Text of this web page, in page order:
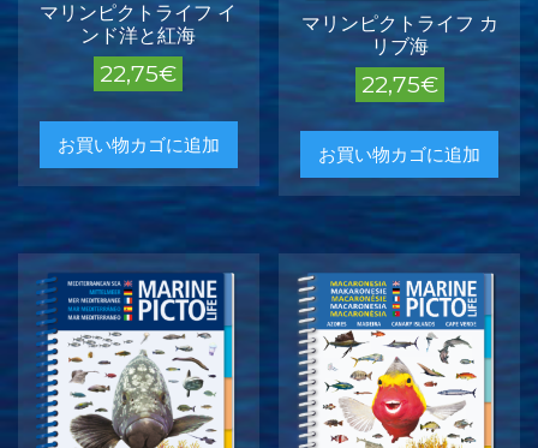
マリンピクトライフ イ
ンド洋と紅海
22,75€
お買い物カゴに追加
マリンピクトライフ カ
リブ海
22,75€
お買い物カゴに追加